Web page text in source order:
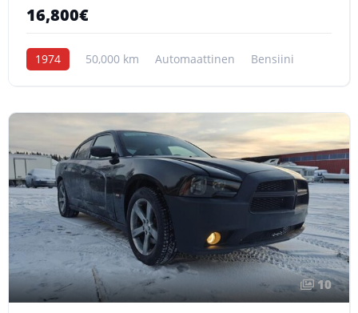
16,800€
1974 50,000 km Automaattinen Bensiini
10